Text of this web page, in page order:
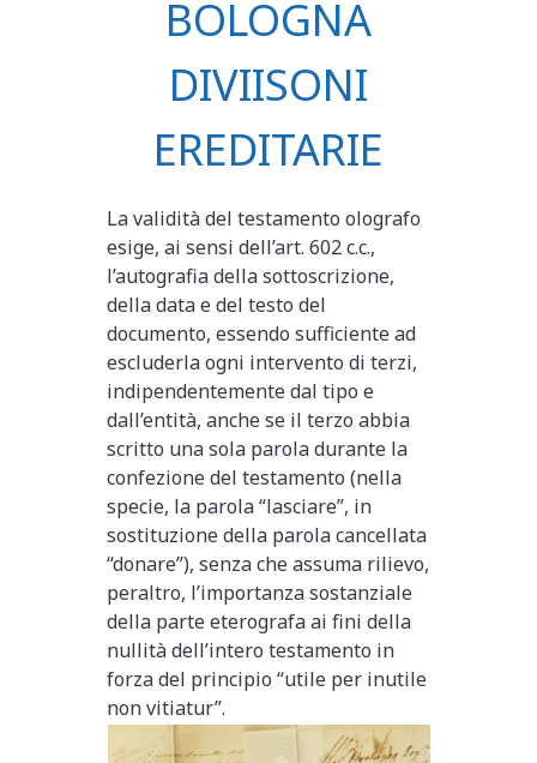
BOLOGNA
DIVIISONI
EREDITARIE
La validità del testamento olografo
esige, ai sensi dell’art. 602 c.c.,
l’autografia della sottoscrizione,
della data e del testo del
documento, essendo sufficiente ad
escluderla ogni intervento di terzi,
indipendentemente dal tipo e
dall’entità, anche se il terzo abbia
scritto una sola parola durante la
confezione del testamento (nella
specie, la parola “lasciare”, in
sostituzione della parola cancellata
“donare”), senza che assuma rilievo,
peraltro, l’importanza sostanziale
della parte eterografa ai fini della
nullità dell’intero testamento in
forza del principio “utile per inutile
non vitiatur”.